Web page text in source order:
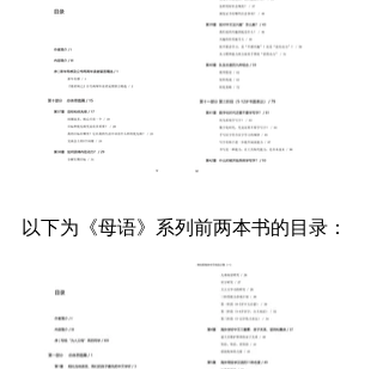
以下为《母语》系列前两本书的目录：